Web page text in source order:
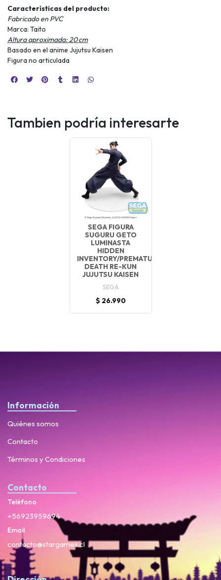
Características del producto:
Fabricado en PVC
Marca: Taito
Altura aproximada: 20 cm
Basado en el anime Jujutsu Kaisen
Figura no articulada
Tambien podría interesarte
SEGA FIGURA
SUGURU GETO
LUMINASTA
HIDDEN
INVENTORY/PREMATURE
DEATH RE-KUN
JUJUTSU KAISEN
SEGA
$ 26.990
Información
Quiénes somos
Contacto
Términos y Condiciones
Contacto
Teléfono
+56923959694
Email
contacto@stargames.cl